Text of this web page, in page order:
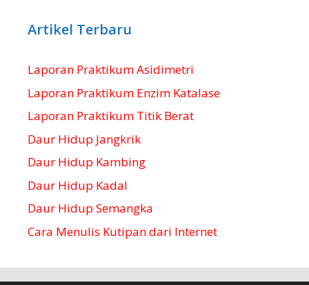
Artikel Terbaru
Laporan Praktikum Asidimetri
Laporan Praktikum Enzim Katalase
Laporan Praktikum Titik Berat
Daur Hidup Jangkrik
Daur Hidup Kambing
Daur Hidup Kadal
Daur Hidup Semangka
Cara Menulis Kutipan dari Internet